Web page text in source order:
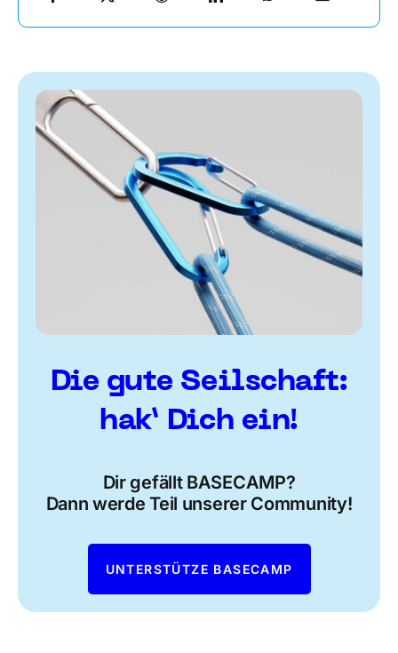
Die gute Seilschaft:
hak’ Dich ein!
Dir gefällt BASECAMP?
Dann werde Teil unserer Community!
UNTERSTÜTZE BASECAMP